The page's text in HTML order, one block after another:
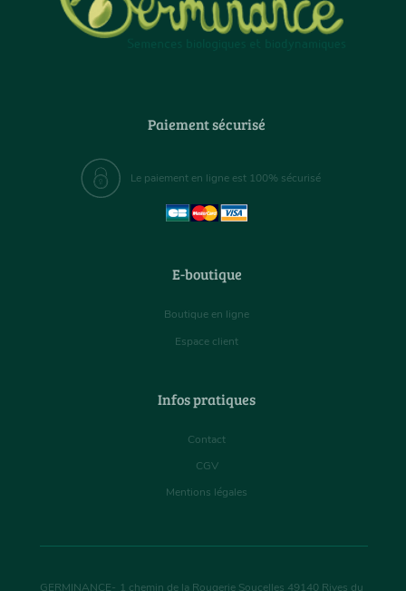
Paiement sécurisé
Le paiement en ligne est 100% sécurisé
E-boutique
Boutique en ligne
Espace client
Infos pratiques
Contact
CGV
Mentions légales
GERMINANCE- 1 chemin de la Rougerie Soucelles 49140 Rives du